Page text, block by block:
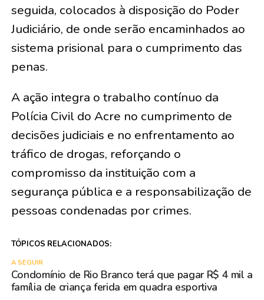
seguida, colocados à disposição do Poder
Judiciário, de onde serão encaminhados ao
sistema prisional para o cumprimento das
penas.
A ação integra o trabalho contínuo da
Polícia Civil do Acre no cumprimento de
decisões judiciais e no enfrentamento ao
tráfico de drogas, reforçando o
compromisso da instituição com a
segurança pública e a responsabilização de
pessoas condenadas por crimes.
TÓPICOS RELACIONADOS:
A SEGUIR
Condomínio de Rio Branco terá que pagar R$ 4 mil a
família de criança ferida em quadra esportiva